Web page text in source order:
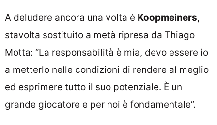
A deludere ancora una volta è Koopmeiners,
stavolta sostituito a metà ripresa da Thiago
Motta: “La responsabilità è mia, devo essere io
a metterlo nelle condizioni di rendere al meglio
ed esprimere tutto il suo potenziale. È un
grande giocatore e per noi è fondamentale”.